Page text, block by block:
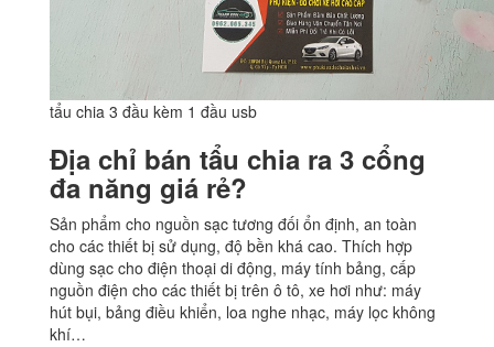
tẩu chia 3 đầu kèm 1 đầu usb
Địa chỉ bán tẩu chia ra 3 cổng
đa năng giá rẻ?
Sản phẩm cho nguồn sạc tương đối ổn định, an toàn
cho các thiết bị sử dụng, độ bền khá cao. Thích hợp
dùng sạc cho điện thoại di động, máy tính bảng, cấp
nguồn điện cho các thiết bị trên ô tô, xe hơi như: máy
hút bụi, bảng điều khiển, loa nghe nhạc, máy lọc không
khí…